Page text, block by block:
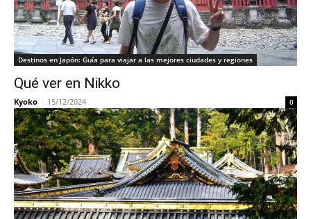
Destinos en Japón: Guía para viajar a las mejores ciudades y regiones
Qué ver en Nikko
Kyoko - 15/12/2024 0